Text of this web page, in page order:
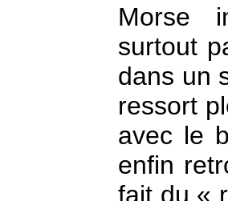
Morse
surtout
dans un
ressort
avec le
enfin
fait du «